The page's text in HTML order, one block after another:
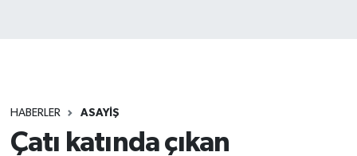
HABERLER ASAYİŞ
Çatı katında çıkan
Tüm Manşetler